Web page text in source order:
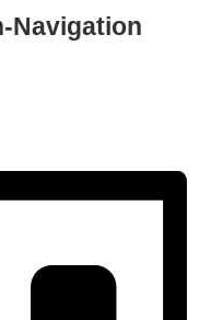
Navigation